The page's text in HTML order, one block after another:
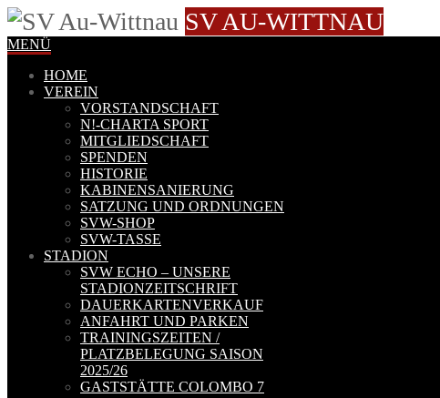
SV AU-WITTNAU
MENÜ
HOME
VEREIN
VORSTANDSCHAFT
N!-CHARTA SPORT
MITGLIEDSCHAFT
SPENDEN
HISTORIE
KABINENSANIERUNG
SATZUNG UND ORDNUNGEN
SVW-SHOP
SVW-TASSE
STADION
SVW ECHO – UNSERE
STADIONZEITSCHRIFT
DAUERKARTENVERKAUF
ANFAHRT UND PARKEN
TRAININGSZEITEN /
PLATZBELEGUNG SAISON
2025/26
GASTSTÄTTE COLOMBO 7